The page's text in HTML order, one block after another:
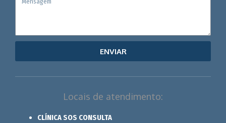
ENVIAR
Locais de atendimento:
CLÍNICA SOS CONSULTA